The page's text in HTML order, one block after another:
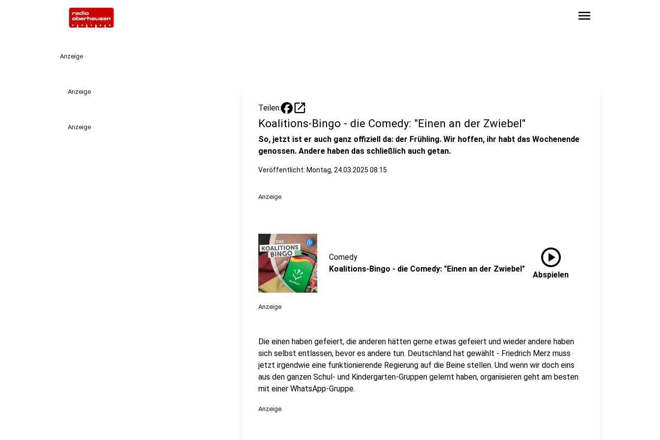
menu
Anzeige
Anzeige
Anzeige
Teilen: open_in_new
Koalitions-Bingo - die Comedy: "Einen an der Zwiebel"
So, jetzt ist er auch ganz offiziell da: der Frühling. Wir hoffen, ihr habt das Wochenende
genossen. Andere haben das schließlich auch getan.
Veröffentlicht: Montag, 24.03.2025 08:15
Anzeige
Comedy
Koalitions-Bingo - die Comedy: "Einen an der Zwiebel"
play_circle
Abspielen
Anzeige
Die einen haben gefeiert, die anderen hätten gerne etwas gefeiert und wieder andere haben
sich selbst entlassen, bevor es andere tun. Deutschland hat gewählt - Friedrich Merz muss
jetzt irgendwie eine funktionierende Regierung auf die Beine stellen. Und wenn wir doch eins
aus den ganzen Schul- und Kindergarten-Gruppen gelernt haben, organisieren geht am besten
mit einer WhatsApp-Gruppe.
Anzeige